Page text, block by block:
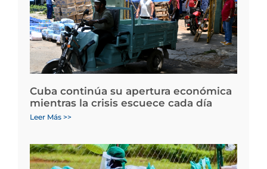
Cuba continúa su apertura económica
mientras la crisis escuece cada día
Leer Más >>